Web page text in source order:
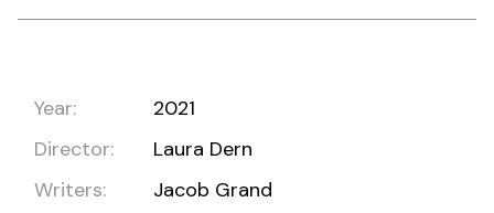
Year:
2021
Director:
Laura Dern
Writers:
Jacob Grand